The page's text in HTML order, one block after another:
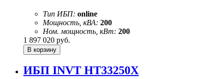
Тип ИБП: online
Мощность, кВА: 200
Ном. мощность, кВт: 200
1 897 020 руб.
ИБП INVT HT33250X